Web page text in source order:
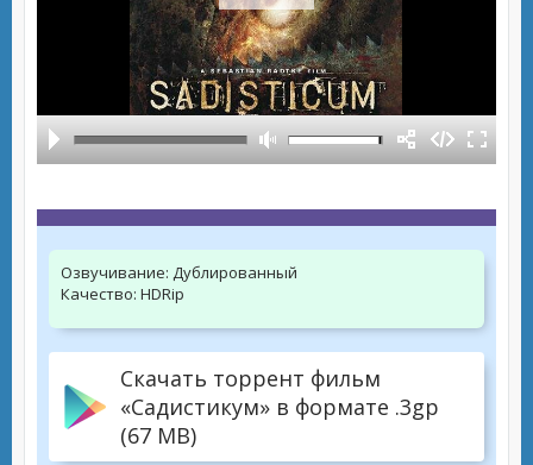
Озвучивание: Дублированный
Качество: HDRip
Скачать торрент фильм
«Садистикум» в формате .3gp
(67 MB)